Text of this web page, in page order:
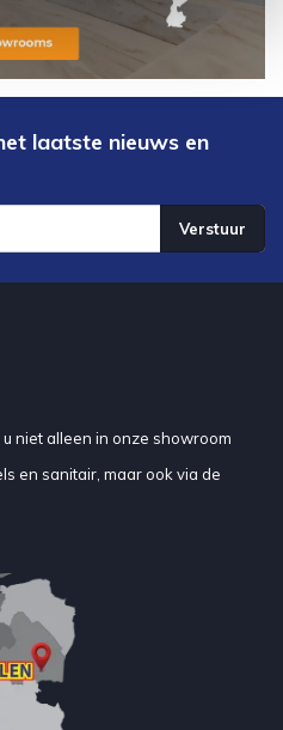
laatste nieuws en
Verstuur
niet alleen in onze showroom
en sanitair, maar ook via de